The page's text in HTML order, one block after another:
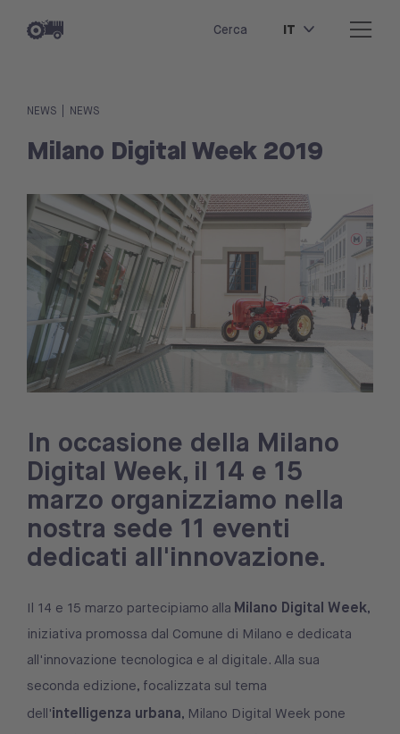
Cerca IT
NEWS NEWS
Milano Digital Week 2019
In occasione della Milano
Digital Week, il 14 e 15
marzo organizziamo nella
nostra sede 11 eventi
dedicati all'innovazione.
Il 14 e 15 marzo partecipiamo alla Milano Digital Week,
iniziativa promossa dal Comune di Milano e dedicata
all'innovazione tecnologica e al digitale. Alla sua
seconda edizione, focalizzata sul tema
dell'intelligenza urbana, Milano Digital Week pone